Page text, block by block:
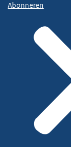
Abonneren